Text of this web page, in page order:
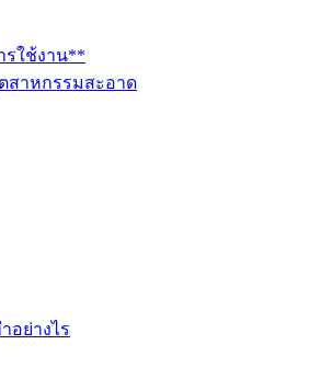
ใช้งาน**
สาหกรรมสะอาด
อย่างไร